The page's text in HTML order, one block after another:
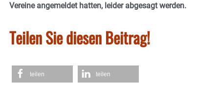
Vereine angemeldet hatten, leider abgesagt werden.
Teilen Sie diesen Beitrag!
teilen teilen